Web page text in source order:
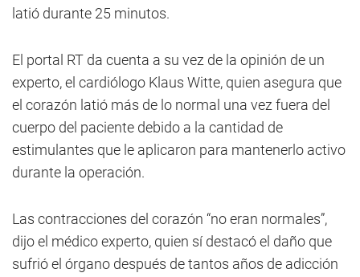
latió durante 25 minutos.
El portal RT da cuenta a su vez de la opinión de un
experto, el cardiólogo Klaus Witte, quien asegura que
el corazón latió más de lo normal una vez fuera del
cuerpo del paciente debido a la cantidad de
estimulantes que le aplicaron para mantenerlo activo
durante la operación.
Las contracciones del corazón “no eran normales”,
dijo el médico experto, quien sí destacó el daño que
sufrió el órgano después de tantos años de adicción